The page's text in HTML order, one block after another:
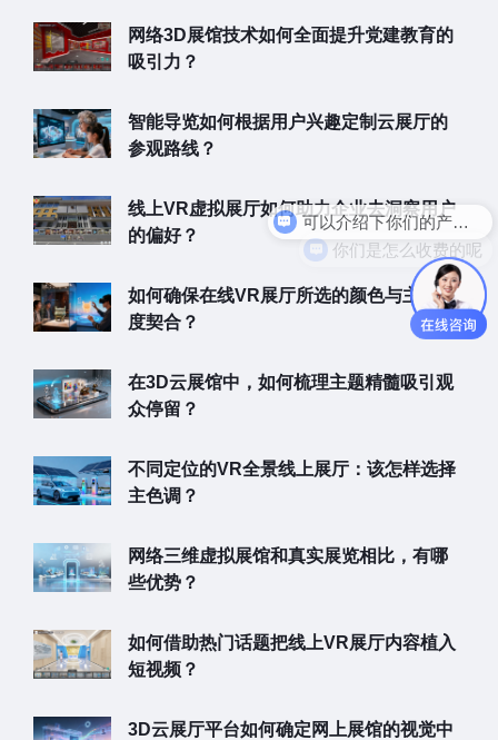
网络3D展馆技术如何全面提升党建教育的
吸引力？
智能导览如何根据用户兴趣定制云展厅的
参观路线？
线上VR虚拟展厅如何助力企业去洞察用户
的偏好？
如何确保在线VR展厅所选的颜色与主题高
度契合？
在3D云展馆中，如何梳理主题精髓吸引观
众停留？
不同定位的VR全景线上展厅：该怎样选择
主色调？
网络三维虚拟展馆和真实展览相比，有哪
些优势？
如何借助热门话题把线上VR展厅内容植入
短视频？
3D云展厅平台如何确定网上展馆的视觉中
你们是怎么收费的呢